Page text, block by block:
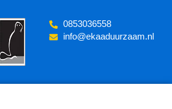
‪0853036558
info@ekaaduurzaam.nl